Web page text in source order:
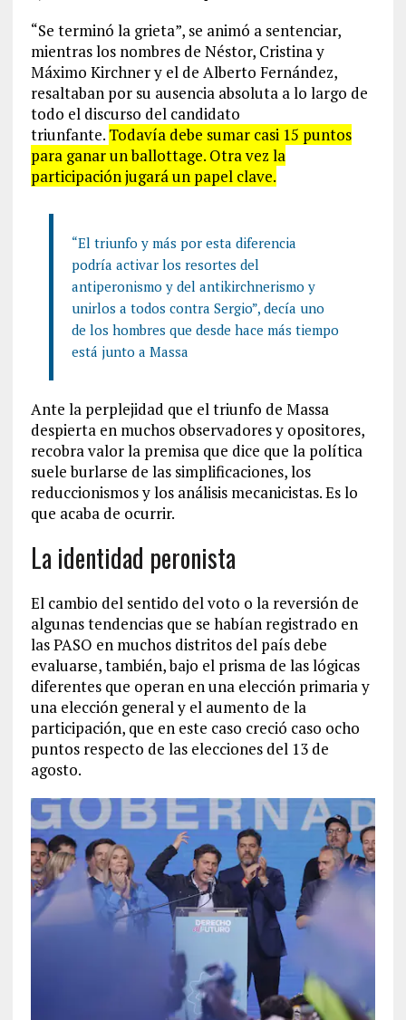
“Se terminó la grieta”, se animó a sentenciar,
mientras los nombres de Néstor, Cristina y
Máximo Kirchner y el de Alberto Fernández,
resaltaban por su ausencia absoluta a lo largo de
todo el discurso del candidato
triunfante. Todavía debe sumar casi 15 puntos
para ganar un ballottage. Otra vez la
participación jugará un papel clave.
“El triunfo y más por esta diferencia
podría activar los resortes del
antiperonismo y del antikirchnerismo y
unirlos a todos contra Sergio”, decía uno
de los hombres que desde hace más tiempo
está junto a Massa
Ante la perplejidad que el triunfo de Massa
despierta en muchos observadores y opositores,
recobra valor la premisa que dice que la política
suele burlarse de las simplificaciones, los
reduccionismos y los análisis mecanicistas. Es lo
que acaba de ocurrir.
La identidad peronista
El cambio del sentido del voto o la reversión de
algunas tendencias que se habían registrado en
las PASO en muchos distritos del país debe
evaluarse, también, bajo el prisma de las lógicas
diferentes que operan en una elección primaria y
una elección general y el aumento de la
participación, que en este caso creció caso ocho
puntos respecto de las elecciones del 13 de
agosto.